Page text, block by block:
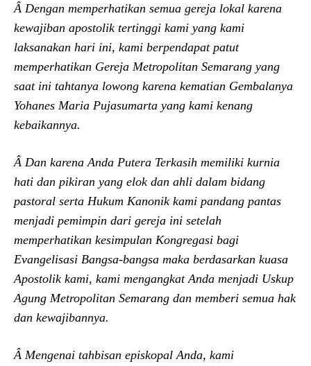
Â Dengan memperhatikan semua gereja lokal karena
kewajiban apostolik tertinggi kami yang kami
laksanakan hari ini, kami berpendapat patut
memperhatikan Gereja Metropolitan Semarang yang
saat ini tahtanya lowong karena kematian Gembalanya
Yohanes Maria Pujasumarta yang kami kenang
kebaikannya.
Â Dan karena Anda Putera Terkasih memiliki kurnia
hati dan pikiran yang elok dan ahli dalam bidang
pastoral serta Hukum Kanonik kami pandang pantas
menjadi pemimpin dari gereja ini setelah
memperhatikan kesimpulan Kongregasi bagi
Evangelisasi Bangsa-bangsa maka berdasarkan kuasa
Apostolik kami, kami mengangkat Anda menjadi Uskup
Agung Metropolitan Semarang dan memberi semua hak
dan kewajibannya.
Â Mengenai tahbisan episkopal Anda, kami